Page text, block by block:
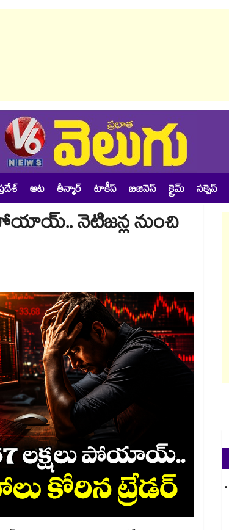
ఆట తీన్మార్ టాకీస్ బిజినెస్ క్రైమ్ సక్సెస్
పోయాయ్.. నెటిజన్ల నుంచి